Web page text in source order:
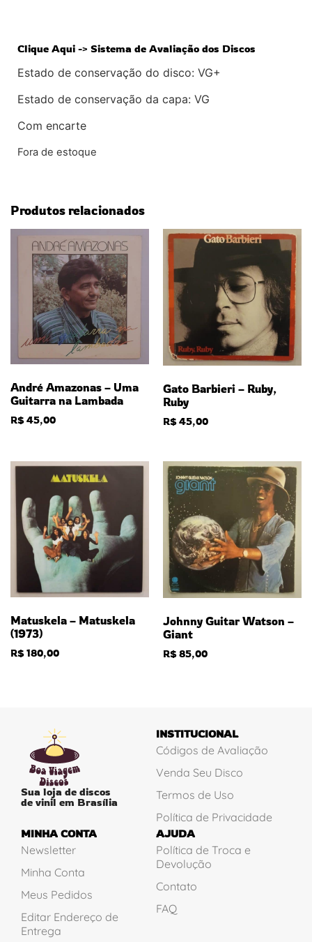
Clique Aqui -> Sistema de Avaliação dos Discos
Estado de conservação do disco: VG+
Estado de conservação da capa: VG
Com encarte
Fora de estoque
Produtos relacionados
André Amazonas – Uma
Guitarra na Lambada
R$45,00
Gato Barbieri – Ruby,
Ruby
R$45,00
Matuskela – Matuskela
(1973)
R$180,00
Johnny Guitar Watson –
Giant
R$85,00
Sua loja de discos
de vinil em Brasília
INSTITUCIONAL
Códigos de Avaliação
Venda Seu Disco
Termos de Uso
Política de Privacidade
MINHA CONTA
Newsletter
Minha Conta
Meus Pedidos
Editar Endereço de
Entrega
AJUDA
Política de Troca e
Devolução
Contato
FAQ